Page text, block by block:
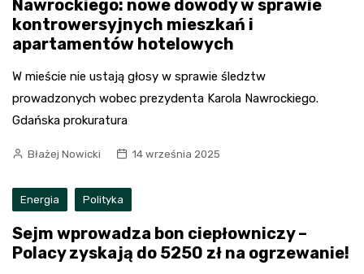
Nawrockiego: nowe dowody w sprawie
kontrowersyjnych mieszkań i
apartamentów hotelowych
W mieście nie ustają głosy w sprawie śledztw
prowadzonych wobec prezydenta Karola Nawrockiego.
Gdańska prokuratura
Błażej Nowicki 14 września 2025
Energia Polityka
Sejm wprowadza bon ciepłowniczy –
Polacy zyskają do 5250 zł na ogrzewanie!